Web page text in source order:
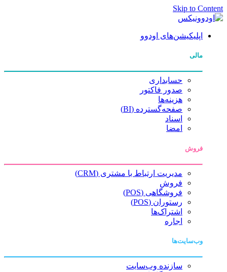
Skip to Content
اپلیکیشن‌های اودوو
مالی
حسابداری
صدور فاکتور
هزینه‌ها
صفحه‌گسترده (BI)
اسناد
امضا
فروش
مدیریت ارتباط با مشتری (CRM)
فروش
فروشگاهی (POS)
رستوران (POS)
اشتراک‌ها
اجاره
وب‌سایت‌ها
سازنده وب‌سایت